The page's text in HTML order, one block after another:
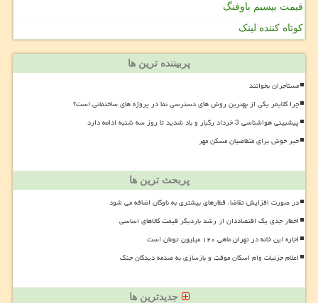
قیمت بیسیم باوفنگ
کوتاه کننده لینک
پربیننده ترین ها
مستأجران بخوانند
چرا کلایمر یکی از بهترین روش های دسترسی نما در پروژه های ساختمانی است؟
پیشبینی هواشناسی 3 خرداد رگبار و باد شدید تا روز سه شنبه ادامه دارد
خبر خوش برای متقاضیان مسکن مهر
پربحث ترین ها
در صورت افزایش تقاضا، قطارهای بیشتری به ناوگان اضافه می شود
اخطار جدی یک اقتصاددان از رشد باردیگر قیمت کالاهای اساسی
اجاره این خانه در تهران ماهی ۱۲۰ میلیون تومان است
اعلام جزئیات وام اسکان موقت و بازسازی به صدمه دیدگان جنگ
جدیدترین ها